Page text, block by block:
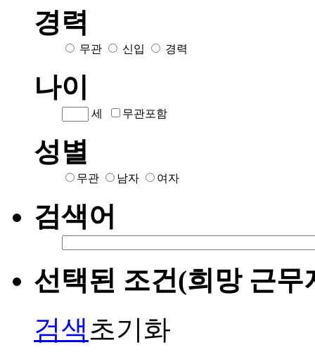
경력
무관 신입 경력
나이
세 무관포함
성별
무관 남자 여자
검색어
선택된 조건(희망 근무
검색초기화